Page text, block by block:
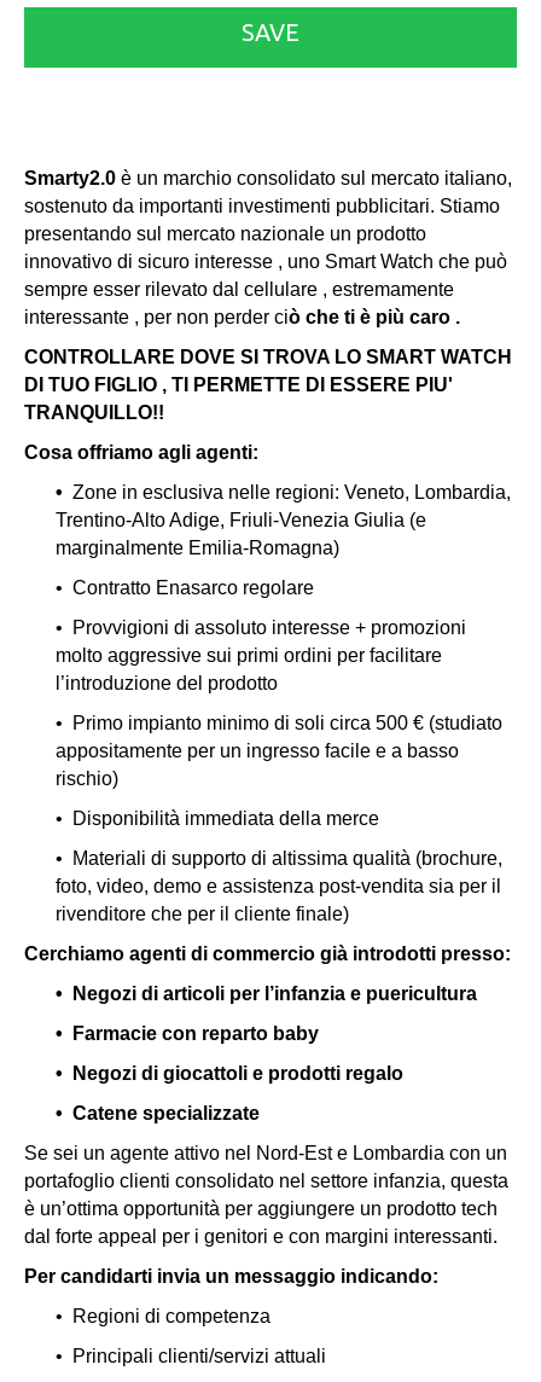
SAVE
Smarty2.0 è un marchio consolidato sul mercato italiano,
sostenuto da importanti investimenti pubblicitari. Stiamo
presentando sul mercato nazionale un prodotto
innovativo di sicuro interesse , uno Smart Watch che può
sempre esser rilevato dal cellulare , estremamente
interessante , per non perder ciò che ti è più caro .
CONTROLLARE DOVE SI TROVA LO SMART WATCH
DI TUO FIGLIO , TI PERMETTE DI ESSERE PIU'
TRANQUILLO!!
Cosa offriamo agli agenti:
• Zone in esclusiva nelle regioni: Veneto, Lombardia,
Trentino-Alto Adige, Friuli-Venezia Giulia (e
marginalmente Emilia-Romagna)
• Contratto Enasarco regolare
• Provvigioni di assoluto interesse + promozioni
molto aggressive sui primi ordini per facilitare
l’introduzione del prodotto
• Primo impianto minimo di soli circa 500 € (studiato
appositamente per un ingresso facile e a basso
rischio)
• Disponibilità immediata della merce
• Materiali di supporto di altissima qualità (brochure,
foto, video, demo e assistenza post-vendita sia per il
rivenditore che per il cliente finale)
Cerchiamo agenti di commercio già introdotti presso:
• Negozi di articoli per l’infanzia e puericultura
• Farmacie con reparto baby
• Negozi di giocattoli e prodotti regalo
• Catene specializzate
Se sei un agente attivo nel Nord-Est e Lombardia con un
portafoglio clienti consolidato nel settore infanzia, questa
è un’ottima opportunità per aggiungere un prodotto tech
dal forte appeal per i genitori e con margini interessanti.
Per candidarti invia un messaggio indicando:
• Regioni di competenza
• Principali clienti/servizi attuali